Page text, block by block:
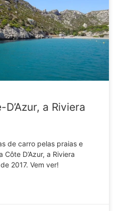
a Riviera
de carro pelas praias e
D’Azur, a Riviera
2017. Vem ver!